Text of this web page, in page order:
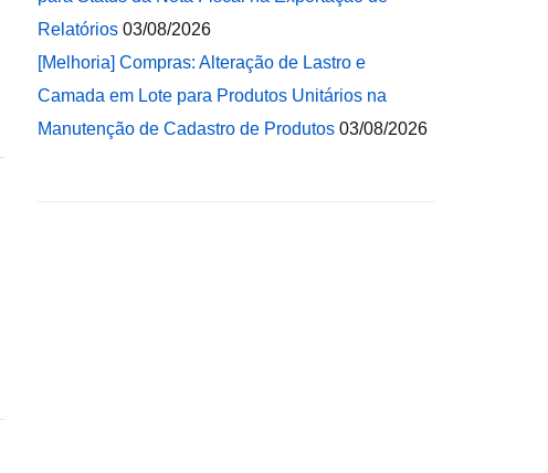
Relatórios 03/08/2026
[Melhoria] Compras: Alteração de Lastro e
Camada em Lote para Produtos Unitários na
Manutenção de Cadastro de Produtos 03/08/2026